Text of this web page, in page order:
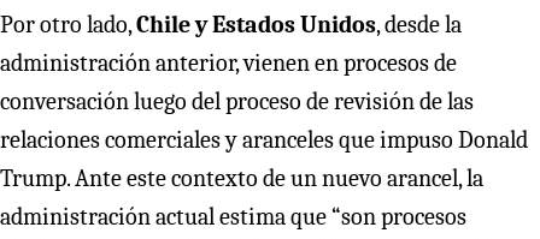
Por otro lado,Chile y Estados Unidos, desde la
administración anterior, vienen en procesos de
conversación luego del proceso de revisión de las
relaciones comerciales y aranceles que impuso Donald
Trump. Ante este contexto de un nuevo arancel, la
administración actual estima que “son procesos